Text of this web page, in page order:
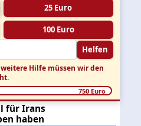
25 Euro
100 Euro
Helfen
Hilfe müssen wir den
750 Euro
für Irans
haben